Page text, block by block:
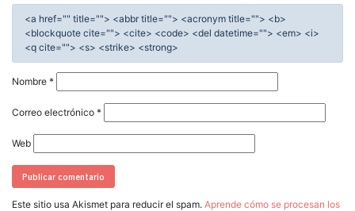
<a href="" title=""> <abbr title=""> <acronym title=""> <b>
<blockquote cite=""> <cite> <code> <del datetime=""> <em> <i>
<q cite=""> <s> <strike> <strong>
Nombre *
Correo electrónico *
Web
Este sitio usa Akismet para reducir el spam. Aprende cómo se procesan los